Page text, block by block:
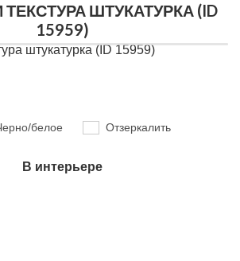
ШТУКАТУРКА (ID
15959)
белое
Отзеркалить
В интерьере